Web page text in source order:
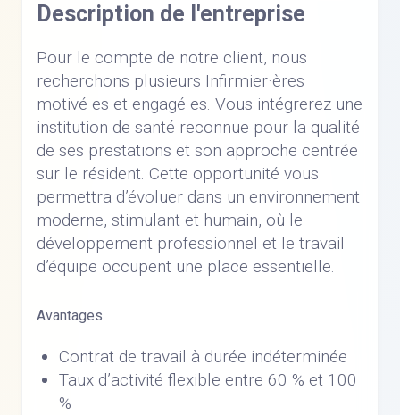
Description de l'entreprise
Pour le compte de notre client, nous
recherchons plusieurs Infirmier·ères
motivé·es et engagé·es. Vous intégrerez une
institution de santé reconnue pour la qualité
de ses prestations et son approche centrée
sur le résident. Cette opportunité vous
permettra d’évoluer dans un environnement
moderne, stimulant et humain, où le
développement professionnel et le travail
d’équipe occupent une place essentielle.
Avantages
Contrat de travail à durée indéterminée
Taux d’activité flexible entre 60 % et 100
%